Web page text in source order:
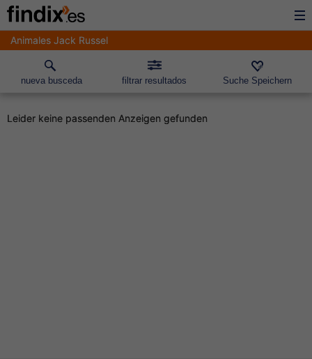
Animales Jack Russel
nueva busceda filtrar resultados Suche Speichern
Leider keine passenden Anzeigen gefunden